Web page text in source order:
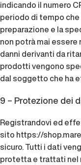
indicando il numero
periodo di tempo
preparazione e la
non potrà mai
danni derivanti da
prodotti vengono
dal soggetto che ha
9 – Protezione dei
Registrandovi ed
sito https://
sicuro. Tutti i dati
protetta e trattati nel